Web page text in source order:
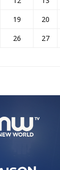
19 20
26 27